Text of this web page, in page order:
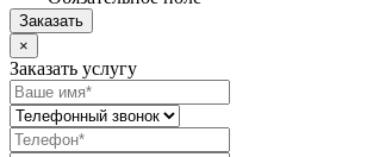
Заказать
×
Заказать услугу